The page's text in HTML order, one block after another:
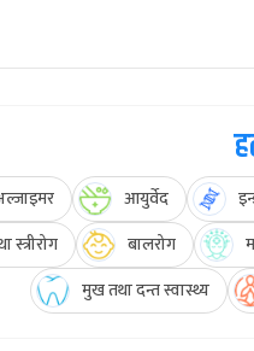
आयुर्वेद
स्त्रीरोग
बालरोग
मुख तथा दन्त स्वास्थ्य